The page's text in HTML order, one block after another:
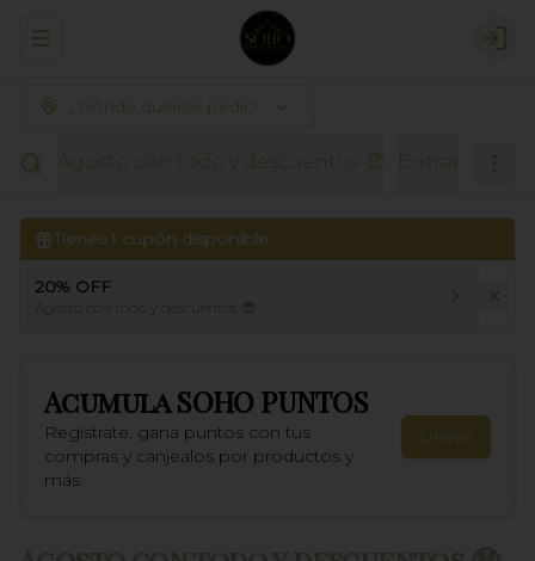
Abrir menu de navegación
¿Dónde quieres pedir?
Agosto con todo y descuentos 🤑 Entradas
Tienes 1 cupón disponible
20% OFF
Agosto con todo y descuentos 😎
AcumulaSOHO PUNTOS
Regístrate, gana puntos con tus
compras y canjealos por productos y
más
Únete